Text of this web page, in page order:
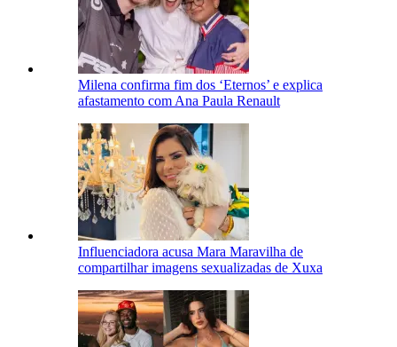
Milena confirma fim dos ‘Eternos’ e explica
afastamento com Ana Paula Renault
Influenciadora acusa Mara Maravilha de
compartilhar imagens sexualizadas de Xuxa